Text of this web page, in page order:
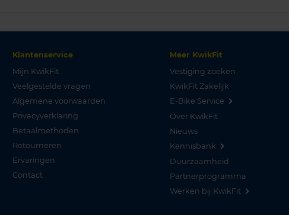
Klantenservice
Mijn KwikFit
Veelgestelde vragen
Algemene voorwaarden
Privacyverklaring
Betaalmethoden
Retourneren
Ervaringen
Contact
Meer KwikFit
Vestiging zoeken
KwikFit Zakelijk
E-Bike Service
Over KwikFit
Nieuws
Kennisbank
Duurzaamheid
Partnerprogramma
Werken bij KwikFit